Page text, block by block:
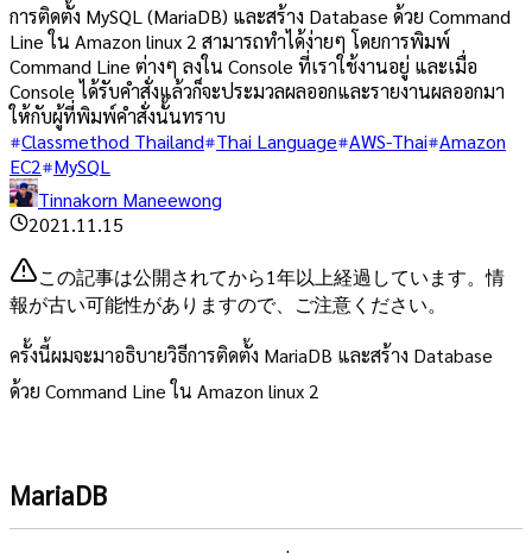
การติดตั้ง MySQL (MariaDB) และสร้าง Database ด้วย Command
Line ใน Amazon linux 2 สามารถทำได้ง่ายๆ โดยการพิมพ์
Command Line ต่างๆ ลงใน Console ที่เราใช้งานอยู่ และเมื่อ
Console ได้รับคำสั่งแล้วก็จะประมวลผลออกและรายงานผลออกมา
ให้กับผู้ที่พิมพ์คำสั่งนั้นทราบ
Classmethod Thailand Thai Language AWS-Thai Amazon
EC2
MySQL
Tinnakorn Maneewong
2021.11.15
この記事は公開されてから1年以上経過しています。情
報が古い可能性がありますので、ご注意ください。
ครั้งนี้ผมจะมาอธิบายวิธีการติดตั้ง MariaDB และสร้าง Database
ด้วย Command Line ใน Amazon linux 2
MariaDB